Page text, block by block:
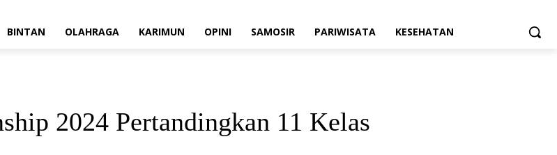
BINTAN OLAHRAGA KARIMUN OPINI SAMOSIR PARIWISATA KESEHATAN
2024 Pertandingkan 11 Kelas